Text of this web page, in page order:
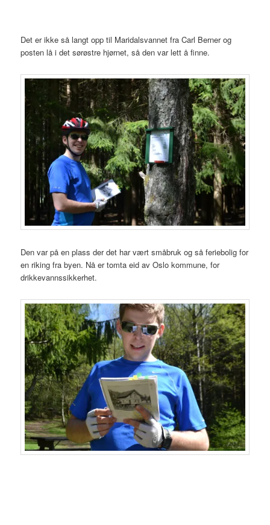
Det er ikke så langt opp til Maridalsvannet fra Carl Berner og
posten lå i det sørøstre hjørnet, så den var lett å finne.
Den var på en plass der det har vært småbruk og så feriebolig for
en riking fra byen. Nå er tomta eid av Oslo kommune, for
drikkevannssikkerhet.